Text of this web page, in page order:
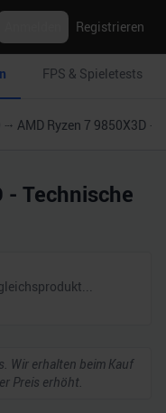
Registrieren
FPS & Spieletests
AMD Ryzen 7 9850X3D
- Technische
Wir erhalten beim Kauf
Preis erhöht.